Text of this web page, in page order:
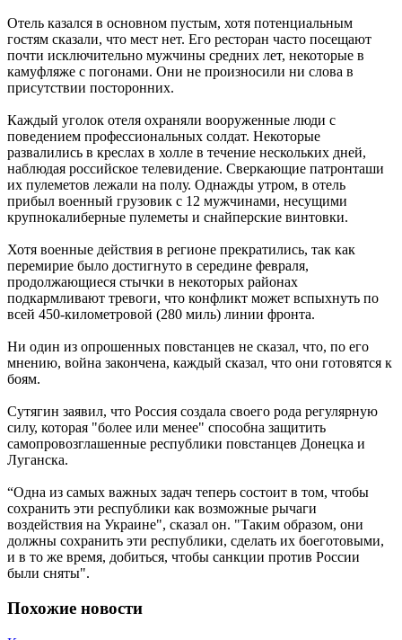
Отель казался в основном пустым, хотя потенциальным
гостям сказали, что мест нет. Его ресторан часто посещают
почти исключительно мужчины средних лет, некоторые в
камуфляже с погонами. Они не произносили ни слова в
присутствии посторонних.
Каждый уголок отеля охраняли вооруженные люди с
поведением профессиональных солдат. Некоторые
развалились в креслах в холле в течение нескольких дней,
наблюдая российское телевидение. Сверкающие патронташи
их пулеметов лежали на полу. Однажды утром, в отель
прибыл военный грузовик с 12 мужчинами, несущими
крупнокалиберные пулеметы и снайперские винтовки.
Хотя военные действия в регионе прекратились, так как
перемирие было достигнуто в середине февраля,
продолжающиеся стычки в некоторых районах
подкармливают тревоги, что конфликт может вспыхнуть по
всей 450-километровой (280 миль) линии фронта.
Ни один из опрошенных повстанцев не сказал, что, по его
мнению, война закончена, каждый сказал, что они готовятся к
боям.
Сутягин заявил, что Россия создала своего рода регулярную
силу, которая "более или менее" способна защитить
самопровозглашенные республики повстанцев Донецка и
Луганска.
“Одна из самых важных задач теперь состоит в том, чтобы
сохранить эти республики как возможные рычаги
воздействия на Украине", сказал он. "Таким образом, они
должны сохранить эти республики, сделать их боеготовыми,
и в то же время, добиться, чтобы санкции против России
были сняты".
Похожие новости